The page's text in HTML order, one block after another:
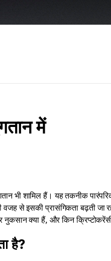
में
भी शामिल हैं। यह तकनीक
से इसकी प्रासंगिकता बढ़ती
क्या हैं, और किन
है?